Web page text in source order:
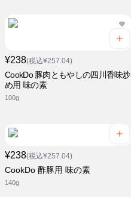
¥238(税込¥257.04)
CookDo 豚肉ともやしの四川香味炒
め用 味の素
100g
¥238(税込¥257.04)
CookDo 酢豚用 味の素
140g